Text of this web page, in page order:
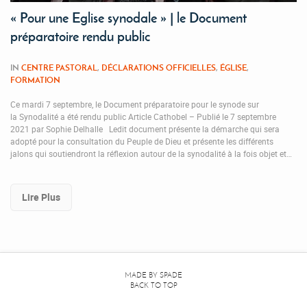
« Pour une Eglise synodale » | le Document
préparatoire rendu public
IN CENTRE PASTORAL, DÉCLARATIONS OFFICIELLES, ÉGLISE,
FORMATION
Ce mardi 7 septembre, le Document préparatoire pour le synode sur
la Synodalité a été rendu public Article Cathobel – Publié le 7 septembre
2021 par Sophie Delhalle Ledit document présente la démarche qui sera
adopté pour la consultation du Peuple de Dieu et présente les différents
jalons qui soutiendront la réflexion autour de la synodalité à la fois objet et…
Lire Plus
MADE BY SPADE
BACK TO TOP